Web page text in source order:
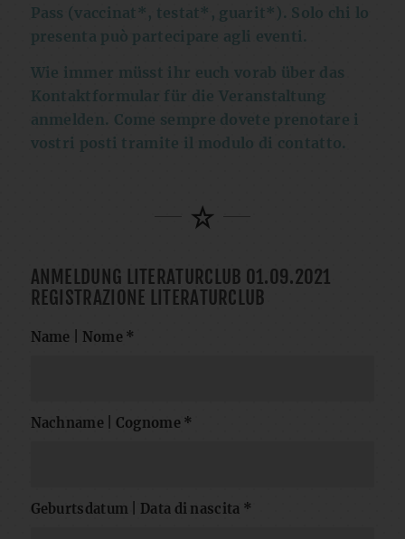
Pass (vaccinat*, testat*, guarit*). Solo chi lo
presenta può partecipare agli eventi.
Wie immer müsst ihr euch vorab über das
Kontaktformular für die Veranstaltung
anmelden. Come sempre dovete prenotare i
vostri posti tramite il modulo di contatto.
ANMELDUNG LITERATURCLUB 01.09.2021
REGISTRAZIONE LITERATURCLUB
Name | Nome *
Nachname | Cognome *
Geburtsdatum | Data di nascita *